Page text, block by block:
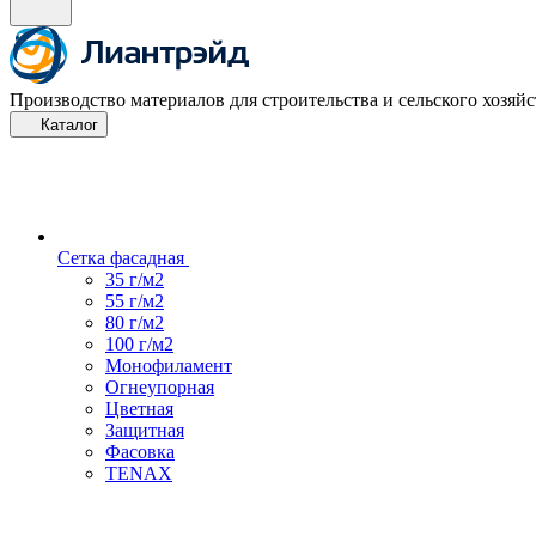
Производство материалов для строительства и сельского
Каталог
Сетка фасадная
35 г/м2
55 г/м2
80 г/м2
100 г/м2
Монофиламент
Огнеупорная
Цветная
Защитная
Фасовка
TENAX